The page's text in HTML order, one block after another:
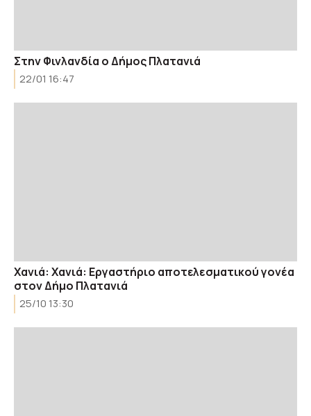
Στην Φινλανδία ο Δήμος Πλατανιά
22/01 16:47
Χανιά: Χανιά: Εργαστήριο αποτελεσματικού γονέα
στον Δήμο Πλατανιά
25/10 13:30